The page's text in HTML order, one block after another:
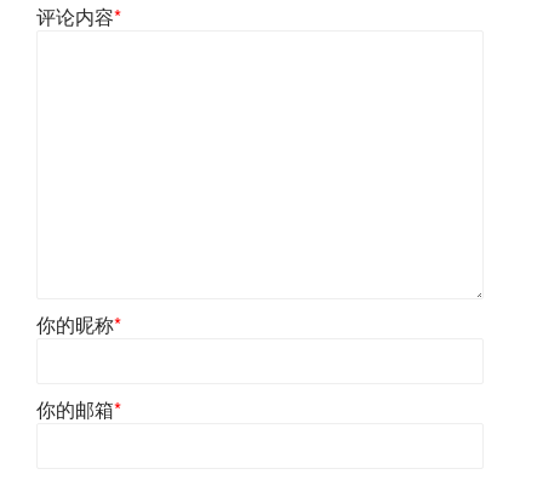
评论内容*
你的昵称*
你的邮箱*